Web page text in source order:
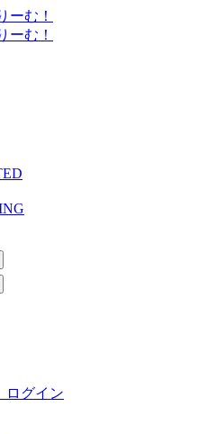
ログイン